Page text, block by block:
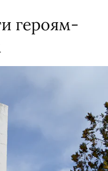
героям-